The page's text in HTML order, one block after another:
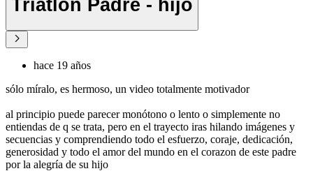
Triatlon Padre - hijo
hace 19 años
sólo míralo, es hermoso, un video totalmente motivador
al principio puede parecer monótono o lento o simplemente no
entiendas de q se trata, pero en el trayecto iras hilando imágenes y
secuencias y comprendiendo todo el esfuerzo, coraje, dedicación,
generosidad y todo el amor del mundo en el corazon de este padre
por la alegría de su hijo